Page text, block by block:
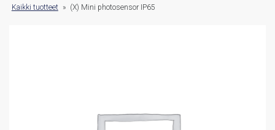
Kaikki tuotteet » (X) Mini photosensor IP65